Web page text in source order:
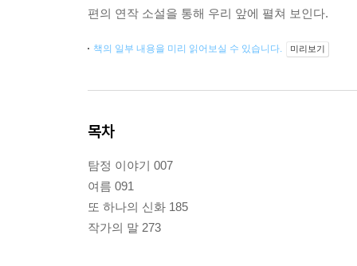
편의 연작 소설을 통해 우리 앞에 펼쳐 보인다.
책의 일부 내용을 미리 읽어보실 수 있습니다. 미리보기
목차
탐정 이야기 007
여름 091
또 하나의 신화 185
작가의 말 273